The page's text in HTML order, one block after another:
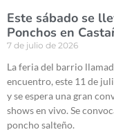
Este sábado se
Ponchos en
7 de julio de 2026
La feria del barrio
encuentro, este 11 de
y se espera una gran
shows en vivo. Se
poncho salteño.